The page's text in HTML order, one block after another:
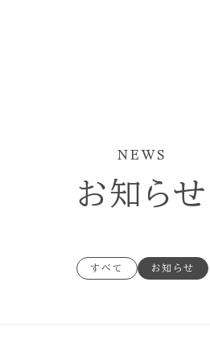
NEWS
お知らせ
すべて お知らせ